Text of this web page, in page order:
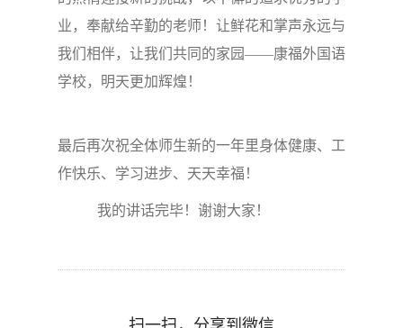
业，奉献给辛勤的老师！让鲜花和掌声永远与
我们相伴，让我们共同的家园——康福外国语
学校，明天更加辉煌！
最后再次祝全体师生新的一年里身体健康、工
作快乐、学习进步、天天幸福！
我的讲话完毕！谢谢大家！